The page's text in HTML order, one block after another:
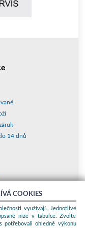
14 dnů
COOKIES
využívají. Jednotlivé
níže v tabulce. Zvolte
potřebovali ohledně výkonu